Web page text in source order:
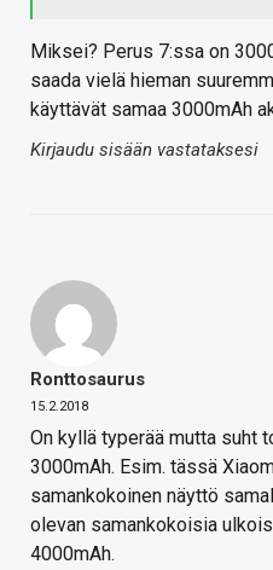
Miksei? Perus 7:ssa on
saada vielä hieman
käyttävät samaa 3000mAh
Kirjaudu sisään vastataksesi
Ronttosaurus
15.2.2018
On kyllä typerää mutta suht
3000mAh. Esim. tässä
samankokoinen näyttö
olevan samankokoisia
4000mAh.